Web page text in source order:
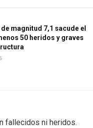
magnitud 7,1 sacude el
50 heridos y graves
fallecidos ni heridos.